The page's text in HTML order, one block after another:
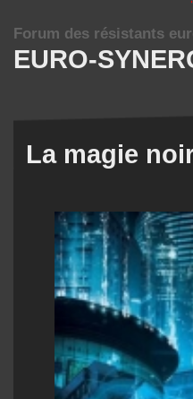
EURO-
Forum des résistants
La magie